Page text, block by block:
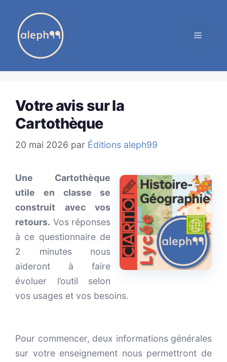
contenu
MENU
Votre avis sur la
Cartothèque
20 mai 2026 par Éditions aleph99
Une Cartothèque
utile en classe se
construit avec vos
retours. Vos réponses
à ce questionnaire de
2 minutes nous
aideront à faire
évoluer l’outil selon
vos usages et vos besoins.
Pour commencer, deux informations générales
sur votre enseignement nous permettront de